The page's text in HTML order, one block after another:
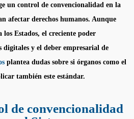
un control de convencionalidad en la
afectar derechos humanos. Aunque
Estados, el creciente poder
y el deber empresarial de
plantea dudas sobre si órganos como el
también este estándar.
de convencionalidad